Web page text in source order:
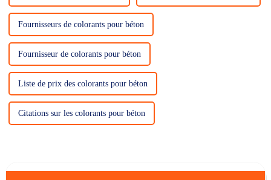
Fournisseurs de colorants pour béton
Fournisseur de colorants pour béton
Liste de prix des colorants pour béton
Citations sur les colorants pour béton